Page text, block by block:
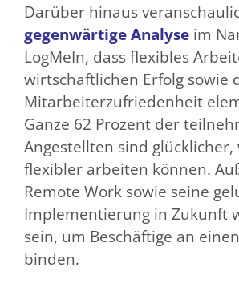
Darüber hinaus
gegenwärtige Analyse im
LogMeIn, dass flexibles
wirtschaftlichen Erfolg sowie
Mitarbeiterzufriedenheit
Ganze 62 Prozent der
Angestellten sind glücklicher,
flexibler arbeiten können.
Remote Work sowie seine
Implementierung in Zukunft
sein, um Beschäftige an
binden.